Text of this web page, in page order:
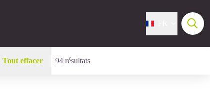
Tout effacer 94 résultats